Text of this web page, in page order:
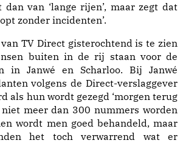
dan van ‘lange rijen’, maar zegt dat
zonder incidenten’.
TV Direct gisterochtend is te zien
buiten in de rij staan voor de
in Janwé en Scharloo. Bij Janwé
volgens de Direct-verslaggever
als hun wordt gezegd ‘morgen terug
niet meer dan 300 nummers worden
wordt men goed behandeld, maar
het toch verwarrend wat er